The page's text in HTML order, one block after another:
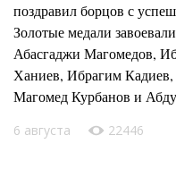
поздравил борцов с
Золотые медали
Абасгаджи Магомедов,
Ханиев, Ибрагим
Магомед Курбанов и
6 августа 22446